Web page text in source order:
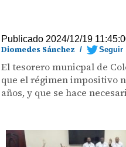
Publicado 2024/12/19
Diomedes Sánchez / Seguir
El tesorero municpal de
que el régimen impositivo
años, y que se hace